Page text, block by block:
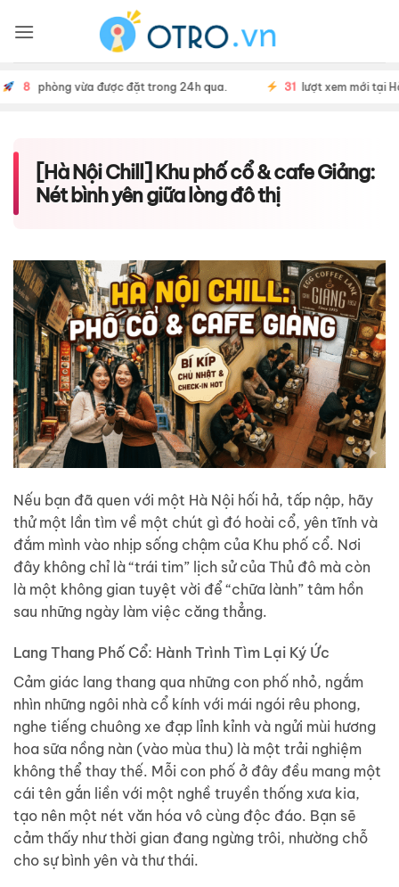
8 phòng vừa được đặt trong 24h qua. 31lượt xem mới tại Hà
[Hà Nội Chill] Khu phố cổ & cafe Giảng:
Nét bình yên giữa lòng đô thị
Nếu bạn đã quen với một Hà Nội hối hả, tấp nập, hãy
thử một lần tìm về một chút gì đó hoài cổ, yên tĩnh và
đắm mình vào nhịp sống chậm của Khu phố cổ. Nơi
đây không chỉ là “trái tim” lịch sử của Thủ đô mà còn
là một không gian tuyệt vời để “chữa lành” tâm hồn
sau những ngày làm việc căng thẳng.
Lang Thang Phố Cổ: Hành Trình Tìm Lại Ký Ức
Cảm giác lang thang qua những con phố nhỏ, ngắm
nhìn những ngôi nhà cổ kính với mái ngói rêu phong,
nghe tiếng chuông xe đạp lỉnh kỉnh và ngửi mùi hương
hoa sữa nồng nàn (vào mùa thu) là một trải nghiệm
không thể thay thế. Mỗi con phố ở đây đều mang một
cái tên gắn liền với một nghề truyền thống xưa kia,
tạo nên một nét văn hóa vô cùng độc đáo. Bạn sẽ
cảm thấy như thời gian đang ngừng trôi, nhường chỗ
cho sự bình yên và thư thái.